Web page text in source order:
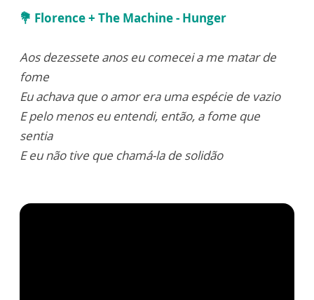
💐 Florence + The Machine - Hunger
Aos dezessete anos eu comecei a me matar de
fome
Eu achava que o amor era uma espécie de vazio
E pelo menos eu entendi, então, a fome que
sentia
E eu não tive que chamá-la de solidão